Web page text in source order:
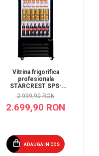
Vitrina frigorifica
profesionala
STARCREST SPS-
360DC, 360 L, Caseta
luminoasa, Display
Temperatura, Panou
comanda Digital,
2.999,90 RON
2.699,90 RON
ADAUGA IN COS